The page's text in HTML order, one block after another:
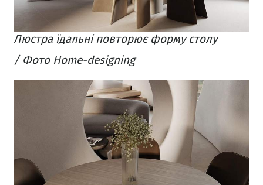
Люстра їдальні повторює форму столу
/ Фото Home-designing